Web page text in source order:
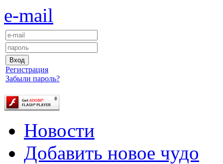
e-mail
Регистрация
Забыли пароль?
Новости
Добавить новое чудо